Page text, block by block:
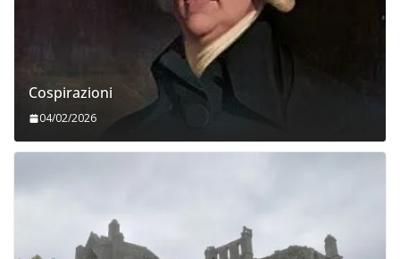
Cospirazioni
04/02/2026